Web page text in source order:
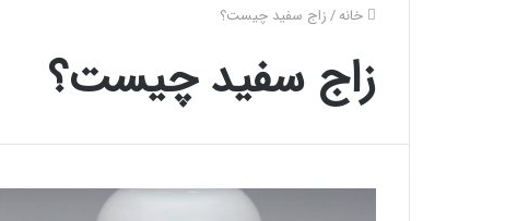
خانه/زاج سفید چیست؟
زاج سفید چیست؟